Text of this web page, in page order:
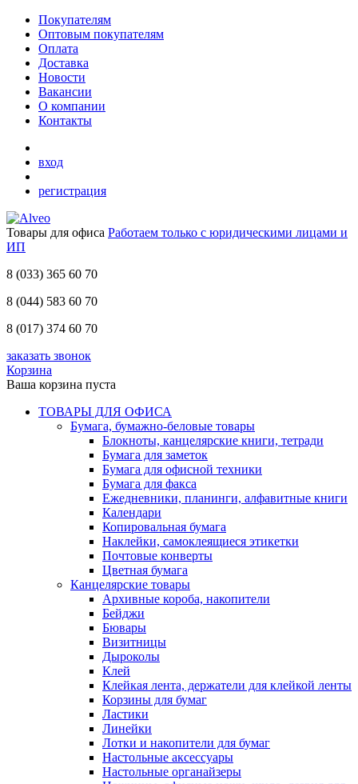
Покупателям
Оптовым покупателям
Оплата
Доставка
Новости
Вакансии
О компании
Контакты
вход
регистрация
Товары для офиса Работаем только с юридическими лицами и
ИП
8 (033) 365 60 70
8 (044) 583 60 70
8 (017) 374 60 70
заказать звонок
Корзина
Ваша корзина пуста
ТОВАРЫ ДЛЯ ОФИСА
Бумага, бумажно-беловые товары
Блокноты, канцелярские книги, тетради
Бумага для заметок
Бумага для офисной техники
Бумага для факса
Ежедневники, планинги, алфавитные книги
Календари
Копировальная бумага
Наклейки, самоклеящиеся этикетки
Почтовые конверты
Цветная бумага
Канцелярские товары
Архивные короба, накопители
Бейджи
Бювары
Визитницы
Дыроколы
Клей
Клейкая лента, держатели для клейкой ленты
Корзины для бумаг
Ластики
Линейки
Лотки и накопители для бумаг
Настольные аксессуары
Настольные органайзеры